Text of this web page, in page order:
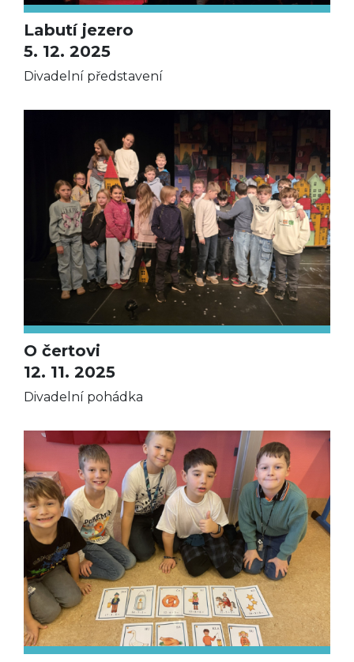
Labutí jezero
5. 12. 2025
Divadelní představení
O čertovi
12. 11. 2025
Divadelní pohádka